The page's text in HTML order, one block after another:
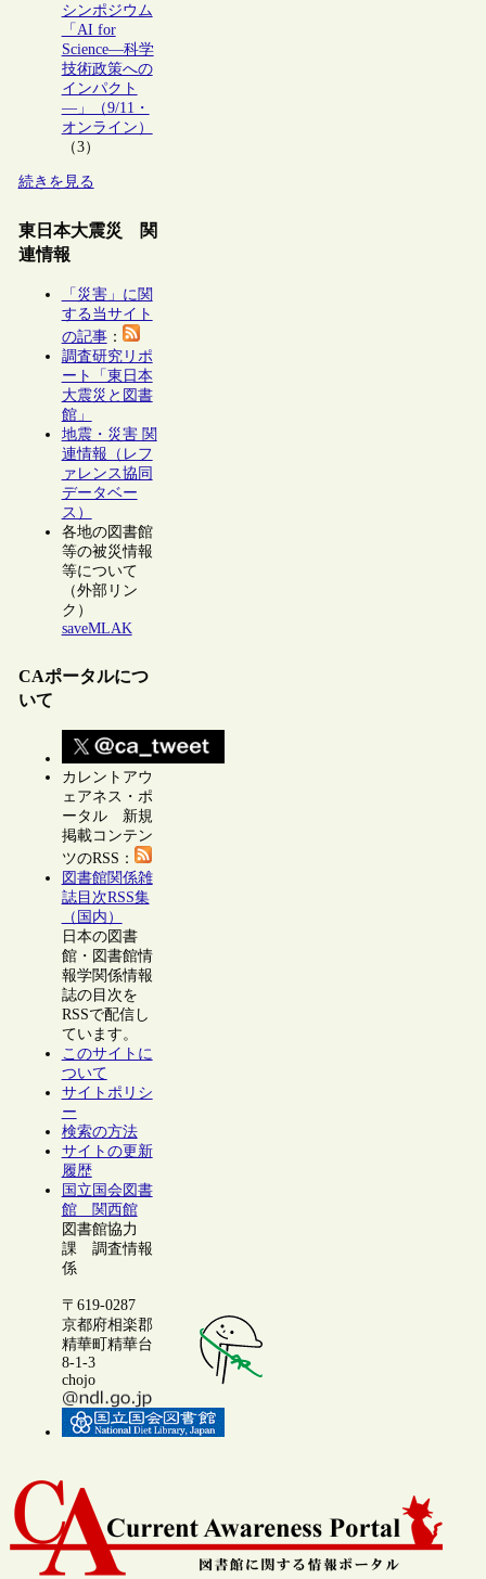
シンポジウム
「AI for
Science―科学
技術政策への
インパクト
―」（9/11・
オンライン）
（3）
続きを見る
東日本大震災 関
連情報
「災害」に関
する当サイト
の記事：
調査研究リポ
ート「東日本
大震災と図書
館」
地震・災害 関
連情報（レフ
ァレンス協同
データベー
ス）
各地の図書館
等の被災情報
等について
（外部リン
ク）
saveMLAK
CAポータルにつ
いて
カレントアウ
ェアネス・ポ
ータル 新規
掲載コンテン
ツのRSS：
図書館関係雑
誌目次RSS集
（国内）
日本の図書
館・図書館情
報学関係情報
誌の目次を
RSSで配信し
ています。
このサイトに
ついて
サイトポリシ
ー
検索の方法
サイトの更新
履歴
国立国会図書
館 関西館
図書館協力
課 調査情報
係
〒619-0287
京都府相楽郡
精華町精華台
8-1-3
chojo